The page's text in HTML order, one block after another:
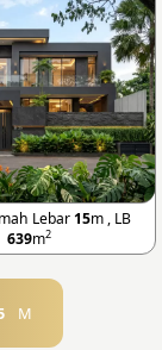
Lebar 15m , LB
639m2
M